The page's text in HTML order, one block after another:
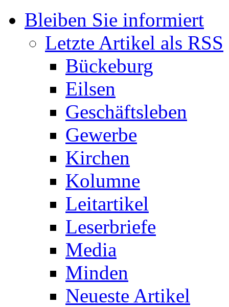
Bleiben Sie informiert
Letzte Artikel als RSS
Bückeburg
Eilsen
Geschäftsleben
Gewerbe
Kirchen
Kolumne
Leitartikel
Leserbriefe
Media
Minden
Neueste Artikel